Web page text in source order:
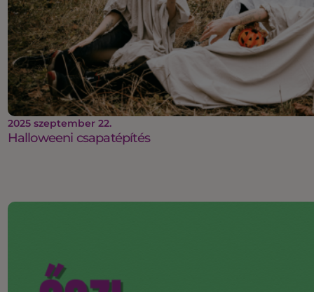
2025 szeptember 22.
Halloweeni csapatépítés